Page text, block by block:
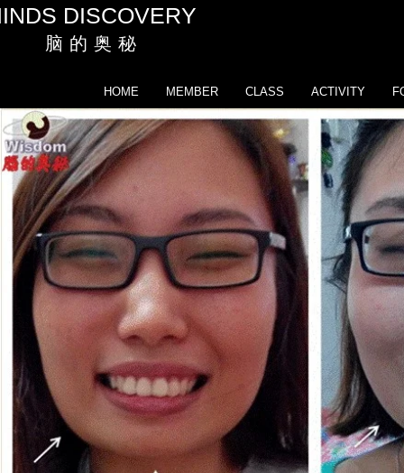
DISCOVERY
脑 的 奥 秘
HOME MEMBER CLASS ACTIVITY